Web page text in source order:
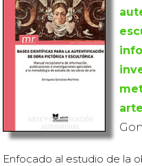
arte
Enfocado al estudio de la